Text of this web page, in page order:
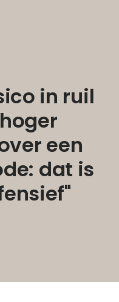
in ruil
een
dat is